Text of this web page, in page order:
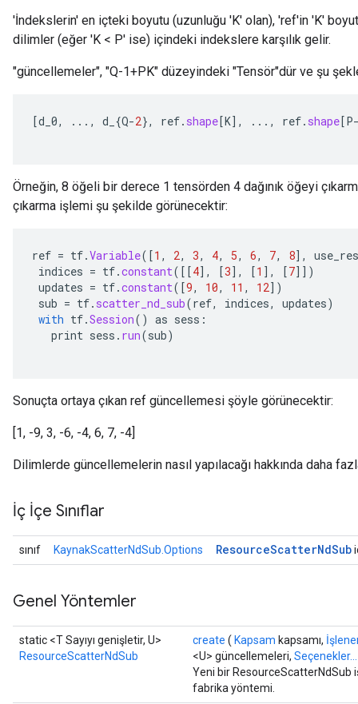
'İndekslerin' en içteki boyutu (uzunluğu 'K' olan), 'ref'in 'K'
dilimler (eğer 'K < P' ise) içindeki indekslere karşılık gelir.
"güncellemeler", "Q-1+PK" düzeyindeki "Tensör"dür ve şu
[d_0, ..., d_ {Q-2}, ref. shape[K] , ..., ref. shape[P
Örneğin, 8 öğeli bir derece 1 tensörden 4 dağınık öğeyi
çıkarma işlemi şu şekilde görünecektir:
ref = tf.Variable( [1 , 2, 3, 4, 5, 6, 7, 8] ,
indices = tf.constant( [[4] , [3] , [1 ] , [7]] )
updates = tf.constant( [9, 10, 11 , 12] )
sub = tf. scatter_nd_sub(ref, indices, updates)
with tf.Session() as sess :
print sess . run(sub)
Sonuçta ortaya çıkan ref güncellemesi şöyle görünecektir:
[1, -9, 3, -6, -4, 6, 7, -4]
Dilimlerde güncellemelerin nasıl yapılacağı hakkında daha
İç İçe Sınıflar
sınıf KaynakScatterNdSub.Options ResourceScatterNdSub
Genel Yöntemler
static <T Sayıyı genişletir, U>
ResourceScatterNdSub
create ( Kapsam kapsamı,
<U> güncellemeleri, Seçenekler...
Yeni bir ResourceScatterNdSub
fabrika yöntemi.